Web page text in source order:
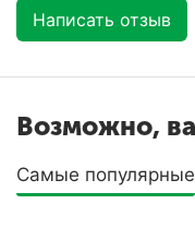
Написать отзыв
Возможно,
Самые популярные